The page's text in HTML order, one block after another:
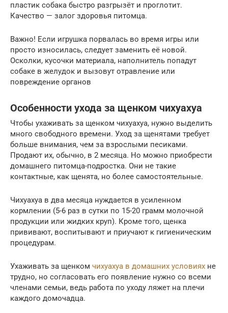
пластик собака быстро разгрызёт и проглотит.
Качество — залог здоровья питомца.
Важно! Если игрушка порвалась во время игры или
просто износилась, следует заменить её новой.
Осколки, кусочки материала, наполнитель попадут
собаке в желудок и вызовут отравление или
повреждение органов
Особенности ухода за щенком чихуахуа
Чтобы ухаживать за щенком чихуахуа, нужно выделить
много свободного времени. Уход за щенятами требует
больше внимания, чем за взрослыми песиками.
Продают их, обычно, в 2 месяца. Но можно приобрести
домашнего питомца-подростка. Они не такие
контактные, как щенята, но более самостоятельные.
Чихуахуа в два месяца нуждается в усиленном
кормлении (5-6 раз в сутки по 15-20 грамм молочной
продукции или жидких круп). Кроме того, щенка
прививают, воспитывают и приучают к гигиеническим
процедурам.
Ухаживать за щенком чихуахуа в домашних условиях не
трудно, но согласовать его появление нужно со всеми
членами семьи, ведь работа по уходу ляжет на плечи
каждого домочадца.